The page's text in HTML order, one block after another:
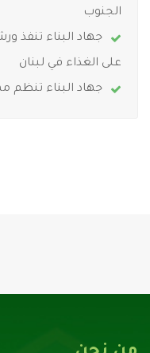
الجنوب
جهاد البناء تنفذ
على الغذاء في لبنان
جهاد البناء تنظم